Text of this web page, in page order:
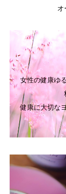
オ
女性の健康ゆ
健康に大切な